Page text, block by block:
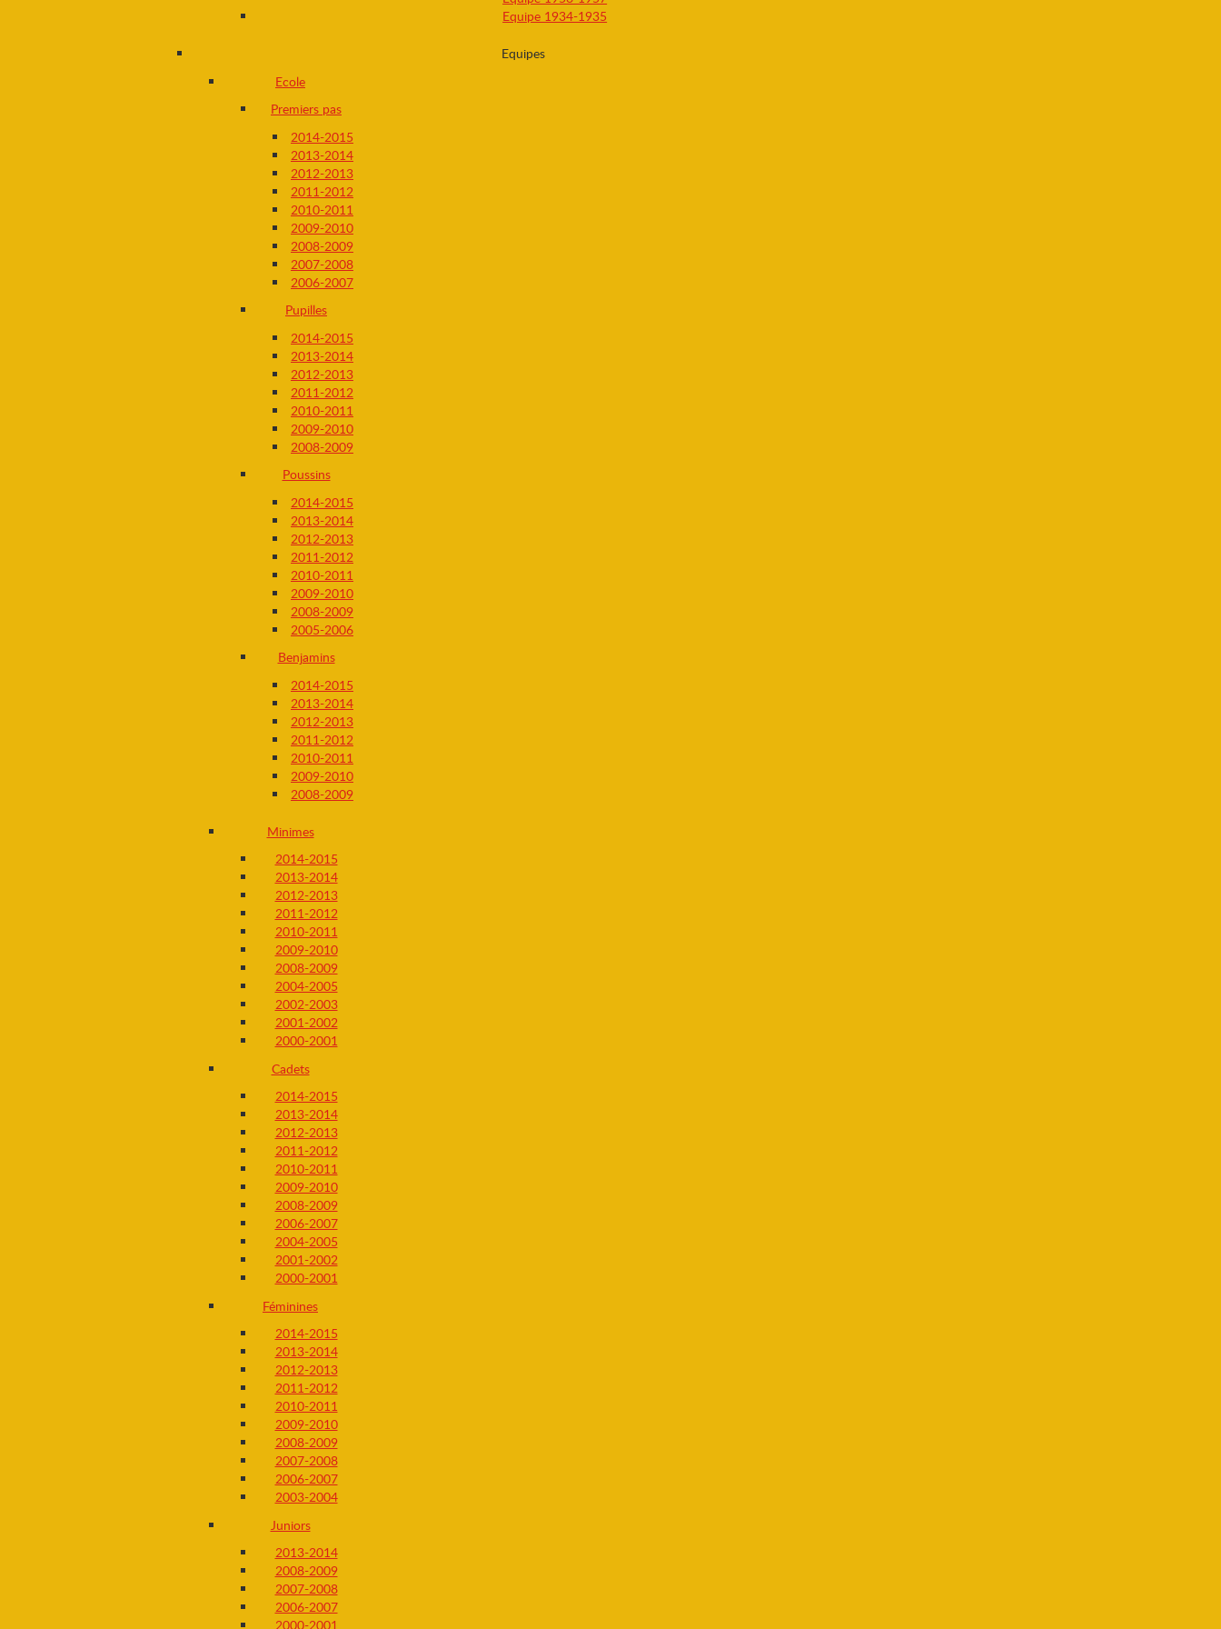
Equipe 1934-1935
Equipes
Ecole
Premiers pas
2014-2015
2013-2014
2012-2013
2011-2012
2010-2011
2009-2010
2008-2009
2007-2008
2006-2007
Pupilles
2014-2015
2013-2014
2012-2013
2011-2012
2010-2011
2009-2010
2008-2009
Poussins
2014-2015
2013-2014
2012-2013
2011-2012
2010-2011
2009-2010
2008-2009
2005-2006
Benjamins
2014-2015
2013-2014
2012-2013
2011-2012
2010-2011
2009-2010
2008-2009
Minimes
2014-2015
2013-2014
2012-2013
2011-2012
2010-2011
2009-2010
2008-2009
2004-2005
2002-2003
2001-2002
2000-2001
Cadets
2014-2015
2013-2014
2012-2013
2011-2012
2010-2011
2009-2010
2008-2009
2006-2007
2004-2005
2001-2002
2000-2001
Féminines
2014-2015
2013-2014
2012-2013
2011-2012
2010-2011
2009-2010
2008-2009
2007-2008
2006-2007
2003-2004
Juniors
2013-2014
2008-2009
2007-2008
2006-2007
2000-2001